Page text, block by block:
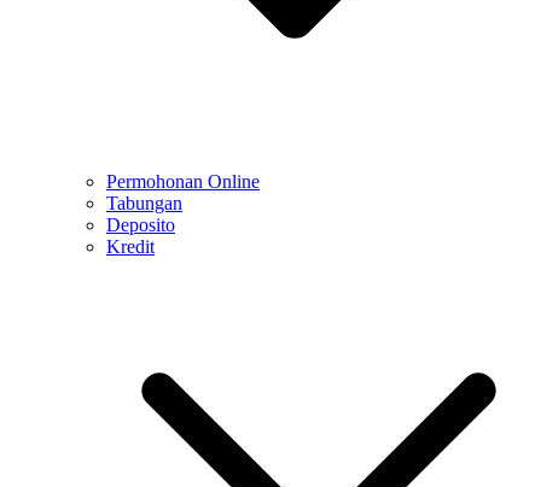
Permohonan Online
Tabungan
Deposito
Kredit